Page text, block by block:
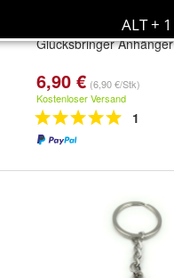
Schlüsselanhänger Metall
Glücksbringer Anhänger
6,90 € (6,90 €/Stk)
Kostenloser Versand
1